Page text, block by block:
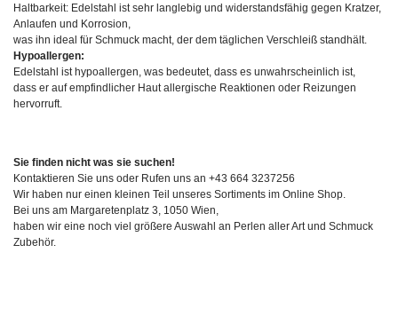
Haltbarkeit: Edelstahl ist sehr langlebig und widerstandsfähig gegen Kratzer,
Anlaufen und Korrosion,
was ihn ideal für Schmuck macht, der dem täglichen Verschleiß standhält.
Hypoallergen:
Edelstahl ist hypoallergen, was bedeutet, dass es unwahrscheinlich ist,
dass er auf empfindlicher Haut allergische Reaktionen oder Reizungen
hervorruft.
Sie finden nicht was sie suchen!
Kontaktieren Sie uns oder Rufen uns an +43 664 3237256
Wir haben nur einen kleinen Teil unseres Sortiments im Online Shop.
Bei uns am Margaretenplatz 3, 1050 Wien,
haben wir eine noch viel größere Auswahl an Perlen aller Art und Schmuck
Zubehör.